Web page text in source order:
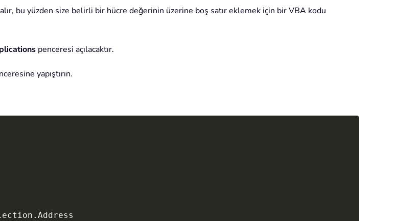
bu yüzden size belirli bir hücre değerinin üzerine boş satır eklemek için bir VBA kodu
penceresi açılacaktır.
yapıştırın.
. Address